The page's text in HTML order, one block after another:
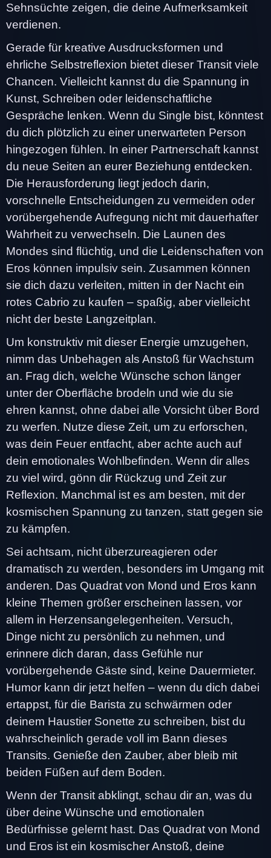
Sehnsüchte zeigen, die deine Aufmerksamkeit
verdienen.
Gerade für kreative Ausdrucksformen und
ehrliche Selbstreflexion bietet dieser Transit viele
Chancen. Vielleicht kannst du die Spannung in
Kunst, Schreiben oder leidenschaftliche
Gespräche lenken. Wenn du Single bist, könntest
du dich plötzlich zu einer unerwarteten Person
hingezogen fühlen. In einer Partnerschaft kannst
du neue Seiten an eurer Beziehung entdecken.
Die Herausforderung liegt jedoch darin,
vorschnelle Entscheidungen zu vermeiden oder
vorübergehende Aufregung nicht mit dauerhafter
Wahrheit zu verwechseln. Die Launen des
Mondes sind flüchtig, und die Leidenschaften von
Eros können impulsiv sein. Zusammen können
sie dich dazu verleiten, mitten in der Nacht ein
rotes Cabrio zu kaufen – spaßig, aber vielleicht
nicht der beste Langzeitplan.
Um konstruktiv mit dieser Energie umzugehen,
nimm das Unbehagen als Anstoß für Wachstum
an. Frag dich, welche Wünsche schon länger
unter der Oberfläche brodeln und wie du sie
ehren kannst, ohne dabei alle Vorsicht über Bord
zu werfen. Nutze diese Zeit, um zu erforschen,
was dein Feuer entfacht, aber achte auch auf
dein emotionales Wohlbefinden. Wenn dir alles
zu viel wird, gönn dir Rückzug und Zeit zur
Reflexion. Manchmal ist es am besten, mit der
kosmischen Spannung zu tanzen, statt gegen sie
zu kämpfen.
Sei achtsam, nicht überzureagieren oder
dramatisch zu werden, besonders im Umgang mit
anderen. Das Quadrat von Mond und Eros kann
kleine Themen größer erscheinen lassen, vor
allem in Herzensangelegenheiten. Versuch,
Dinge nicht zu persönlich zu nehmen, und
erinnere dich daran, dass Gefühle nur
vorübergehende Gäste sind, keine Dauermieter.
Humor kann dir jetzt helfen – wenn du dich dabei
ertappst, für die Barista zu schwärmen oder
deinem Haustier Sonette zu schreiben, bist du
wahrscheinlich gerade voll im Bann dieses
Transits. Genieße den Zauber, aber bleib mit
beiden Füßen auf dem Boden.
Wenn der Transit abklingt, schau dir an, was du
über deine Wünsche und emotionalen
Bedürfnisse gelernt hast. Das Quadrat von Mond
und Eros ist ein kosmischer Anstoß, deine